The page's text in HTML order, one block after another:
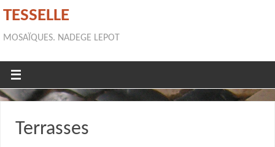
TESSELLE
MOSAÏQUES. NADEGE LEPOT
Terrasses